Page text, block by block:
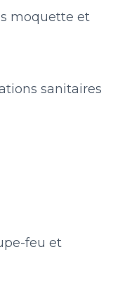
moquette et
sanitaires
feu et